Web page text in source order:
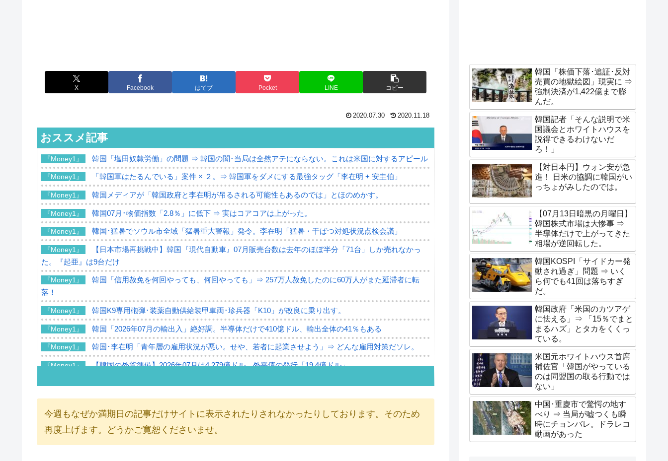
X Facebook はてブ Pocket LINE コピー
2020.07.30 2020.11.18
おススメ記事
『Money1』 韓国「塩田奴隷労働」の問題 ⇒ 韓国の闇･当局は全然アテにならない。これは米国に対するアピール
『Money1』 「韓国軍はたるんでいる」案件 × ２。⇒ 韓国軍をダメにする最強タッグ「李在明 + 安圭伯」
『Money1』 韓国メディアが「韓国政府と李在明が吊るされる可能性もあるのでは」とほのめかす。
『Money1』 韓国07月･物価指数「2.8％」に低下 ⇒ 実はコアコアは上がった。
『Money1』 韓国･猛暑でソウル市全域「猛暑重大警報」発令。李在明「猛暑・干ばつ対処状況点検会議」
『Money1』
【日本市場再挑戦中】韓国『現代自動車』07月販売台数は去年のほぼ半分「71台」しか売れなかっ
た。『起亜』は9台だけ
『Money1』
韓国「信用赦免を何回やっても、何回やっても」⇒ 257万人赦免したのに60万人がまた延滞者に転
落！
『Money1』 韓国K9専用砲弾･装薬自動供給装甲車両･珍兵器「K10」が改良に乗り出す。
『Money1』 韓国「2026年07月の輸出入」絶好調。半導体だけで410億ドル、輸出全体の41％もある
『Money1』 韓国･李在明「青年層の雇用状況が悪い。せや、若者に起業させよう」⇒ どんな雇用対策だソレ。
『Money1』 【韓国の外貨準備】2026年07月は4,279億ドル。外平債の発行「19.4億ドル」
韓国･李在明さっそく不動産対策で浅薄な発言。
『Money1』 韓国は「中国と同じく」投資に不適格な国だ。
『韓国銀行』が「金の保有量を増やします」⇒「金を経由するドル入手」手段ではないのか？
今週もなぜか満期日の記事だけサイトに表示されたりされなかったりしております。そのため
再度上げます。どうかご寛恕くださいませ。
韓国「株価下落･追証･反対
売買の地獄絵図」現実に ⇒
強制決済が1,422億まで膨
んだ。
韓国記者「そんな説明で米
国議会とホワイトハウスを
説得できるわけないだ
ろ！」
【対日本円】ウォン安が急
進！ 日米の協調に韓国がい
っちょがみしたのでは。
【07月13日暗黒の月曜日】
韓国株式市場は大惨事 ⇒
半導体だけで上がってきた
相場が逆回転した。
韓国KOSPI「サイドカー発
動され過ぎ」問題 ⇒ いく
ら何でも41回は落ちすぎ
だ。
韓国政府「米国のカツアゲ
に怯える」⇒ 「15％でまと
まるハズ」とタカをくくっ
ている。
米国元ホワイトハウス首席
補佐官「韓国がやっている
のは同盟国の取る行動では
ない」
中国･重慶市で驚愕の地す
べり ⇒ 当局が嘘つくも瞬
時にチョンバレ。ドラレコ
動画があった